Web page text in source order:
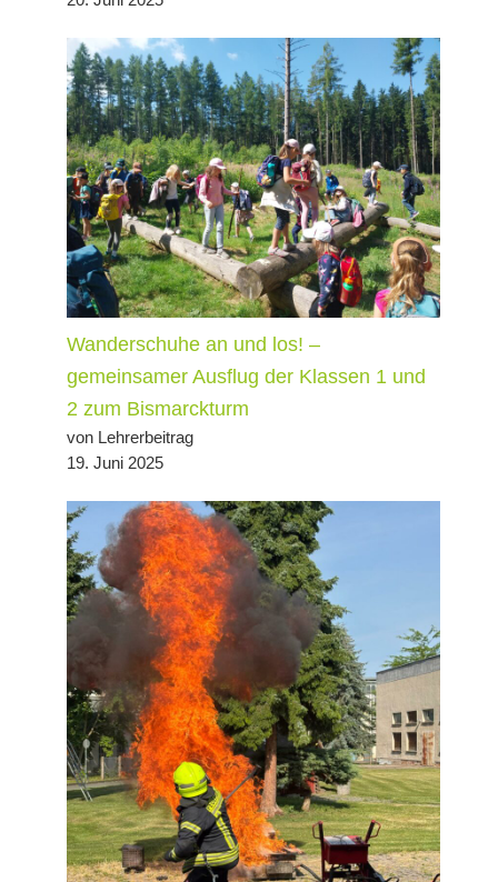
Wanderschuhe an und los! –
gemeinsamer Ausflug der Klassen 1 und
2 zum Bismarckturm
von Lehrerbeitrag
19. Juni 2025